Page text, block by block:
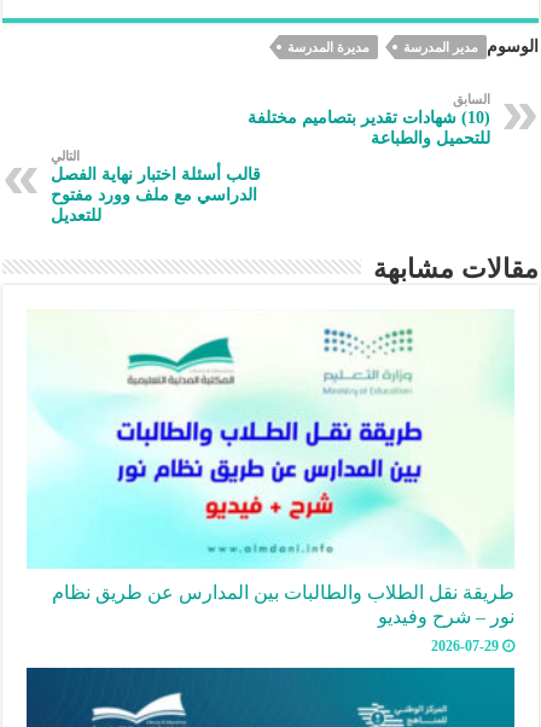
eb
oo
k
at
s
A
p
gr
a
er
es
t
ke
ar
الوسوم مدير المدرسة مديرة المدرسة
السابق
(10) شهادات تقدير بتصاميم مختلفة
للتحميل والطباعة
التالي
قالب أسئلة اختبار نهاية الفصل
الدراسي مع ملف وورد مفتوح
للتعديل
مقالات مشابهة
طريقة نقل الطلاب والطالبات بين المدارس عن طريق نظام
نور – شرح وفيديو
2026-07-29